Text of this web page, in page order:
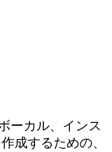
ーカル、インス
成するための、